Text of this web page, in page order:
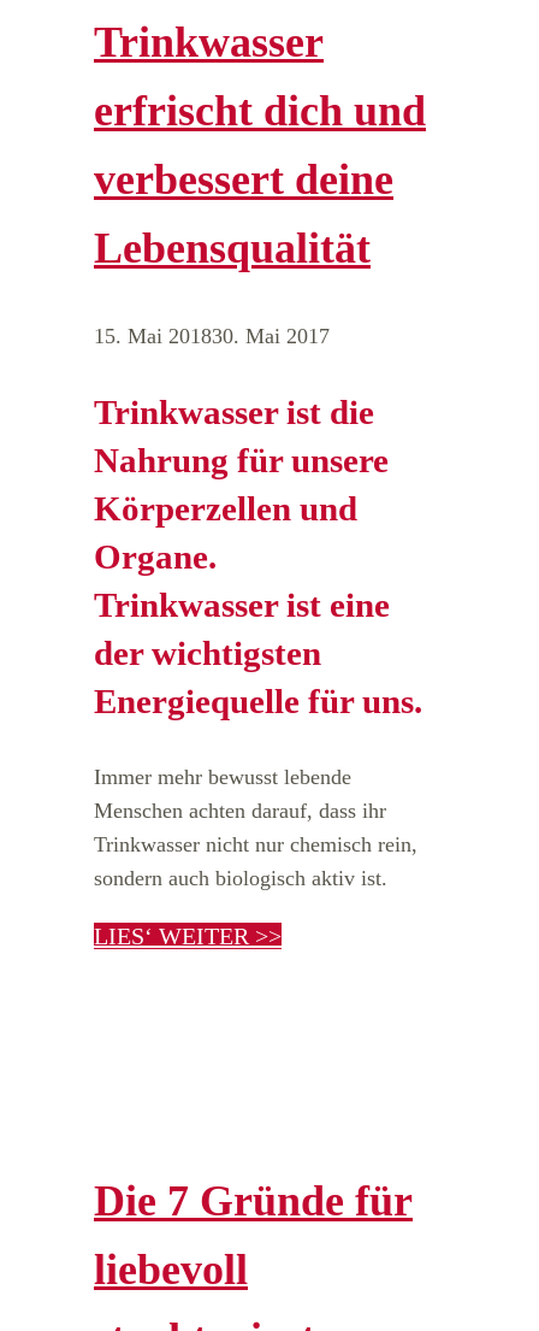
Trinkwasser
erfrischt dich und
verbessert deine
Lebensqualität
15. Mai 201830. Mai 2017
Trinkwasser ist die
Nahrung für unsere
Körperzellen und
Organe.
Trinkwasser ist eine
der wichtigsten
Energiequelle für uns.
Immer mehr bewusst lebende
Menschen achten darauf, dass ihr
Trinkwasser nicht nur chemisch rein,
sondern auch biologisch aktiv ist.
LIES‘ WEITER >>
Die 7 Gründe für
liebevoll